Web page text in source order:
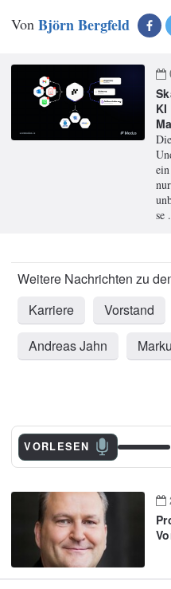
Von Björn Bergfeld
se
Karriere Vorstand
Andreas Jahn
VORLESEN